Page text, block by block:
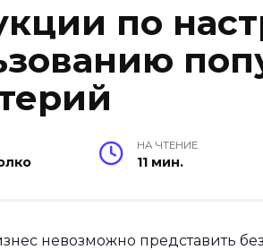
по
НА ЧТЕНИЕ
11 мин.
невозможно представить